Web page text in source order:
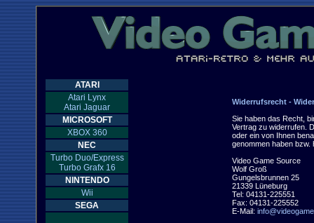
ATARI
Atari Lynx
Atari Jaguar
MICROSOFT
XBOX 360
NEC
Turbo Duo/Express
Turbo Grafx 16
NINTENDO
Wii
SEGA
Widerrufsrecht -
Sie haben das Recht,
Vertrag zu widerrufen.
oder ein von Ihnen
genommen haben
Video Game Source
Wolf Groß
Gungelsbrunnen 25
21339 Lüneburg
Tel: 04131-225551
Fax: 04131-225552
E-Mail: